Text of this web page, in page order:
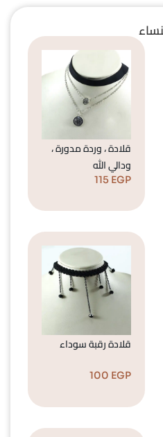
قلادة ، وردة مدورة ،
ودالي الله
115 EGP
قلادة رقبة سوداء
100 EGP